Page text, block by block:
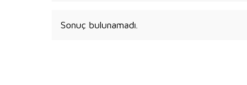
Sonuç bulunamadı.